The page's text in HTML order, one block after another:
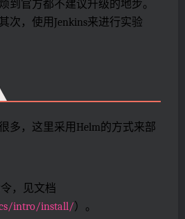
到官方都不建议升级的地步。
次，使用Jenkins来进行实验
多，这里采用Helm的方式来部
，见文档
intro/install/）。